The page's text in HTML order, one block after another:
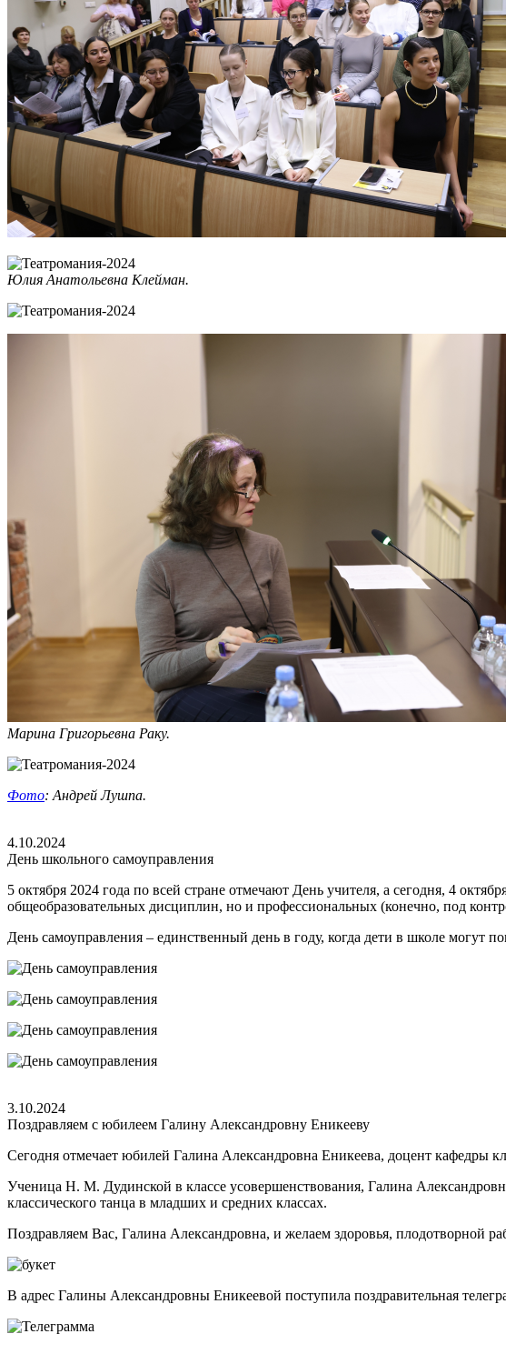
Юлия Анатольевна Клейман.
Марина Григорьевна Раку.
Фото: Андрей Лушпа.
4.10.2024
День школьного самоуправления
5 октября 2024 года по всей стране отмечают День учителя, а сегодня, 4
общеобразовательных дисциплин, но и профессиональных (конечно, под
День самоуправления – единственный день в году, когда дети в школе могут
3.10.2024
Поздравляем с юбилеем Галину Александровну Еникееву
Сегодня отмечает юбилей Галина Александровна Еникеева, доцент кафедры
Ученица Н. М. Дудинской в классе усовершенствования, Галина
классического танца в младших и средних классах.
Поздравляем Вас, Галина Александровна, и желаем здоровья, плодотворной
В адрес Галины Александровны Еникеевой поступила поздравительная